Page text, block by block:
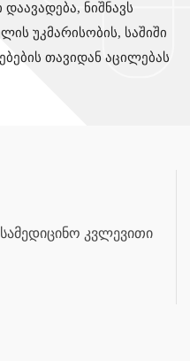
ნიშნავს
უკმარისობის, საშიში
თავიდან აცილებას
კვლევითი